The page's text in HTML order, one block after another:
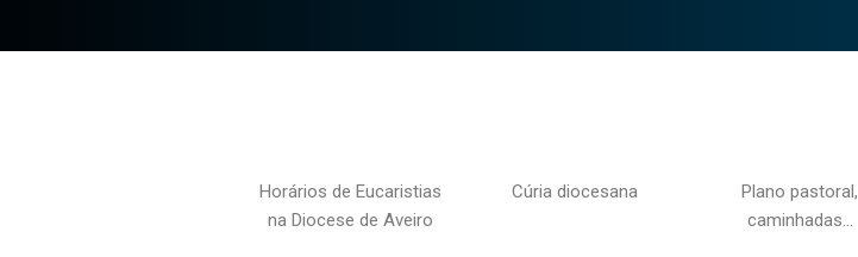
Horários de Eucaristias
na Diocese de Aveiro
Cúria diocesana
Plano pastoral,
caminhadas…